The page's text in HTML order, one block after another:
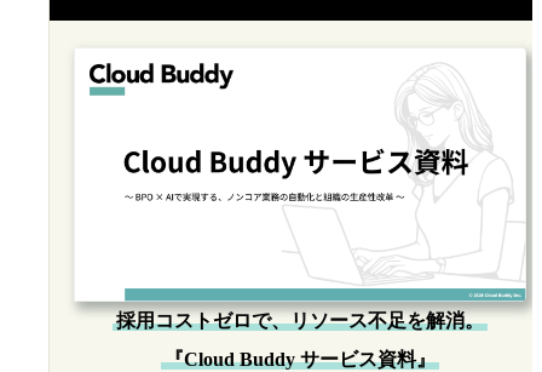
採用コストゼロで、リソース不足を解消。
『Cloud Buddy サービス資料』